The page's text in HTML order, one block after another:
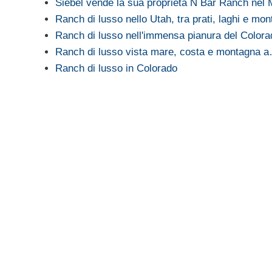
Siebel vende la sua proprietà N Bar Ranch nel
Ranch di lusso nello Utah, tra prati, laghi e
Ranch di lusso nell'immensa pianura del
Ranch di lusso vista mare, costa e montagna
Ranch di lusso in Colorado